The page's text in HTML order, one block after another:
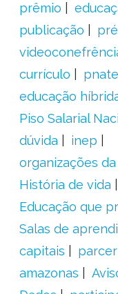
prêmio
publicação
currículo
pnate
educação
Piso Salarial
dúvida
inep
organizações
História de vida
Educação que
Salas de
capitais
amazonas